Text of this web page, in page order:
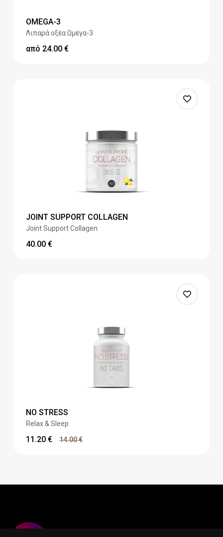
OMEGA-3
Λιπαρά οξέα Ωμέγα-3
από 24.00 €
JOINT SUPPORT COLLAGEN
Joint Support Collagen
40.00 €
NO STRESS
Relax & Sleep
11.20 € 14.00€